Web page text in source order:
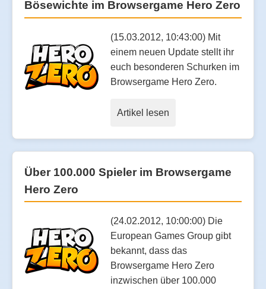
Bösewichte im Browsergame Hero Zero
(15.03.2012, 10:43:00) Mit
einem neuen Update stellt ihr
euch besonderen Schurken im
Browsergame Hero Zero.
Artikel lesen
Über 100.000 Spieler im Browsergame
Hero Zero
(24.02.2012, 10:00:00) Die
European Games Group gibt
bekannt, dass das
Browsergame Hero Zero
inzwischen über 100.000